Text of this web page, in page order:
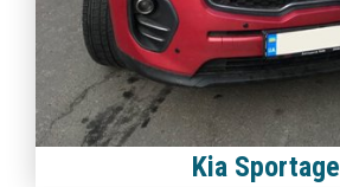
Kia Sportage